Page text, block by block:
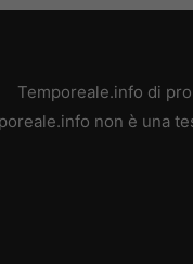
Temporeale.info di
non è una